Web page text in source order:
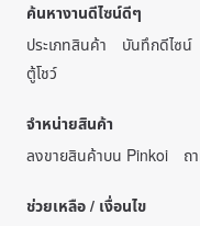
ค้นหางานดีไซน์ดีๆ
ประเภทสินค้า
บันทึกดีไซน์
ตู้โชว์
จำหน่ายสินค้า
ลงขายสินค้าบน Pinkoi
ถ
ช่วยเหลือ / เงื่อนไข